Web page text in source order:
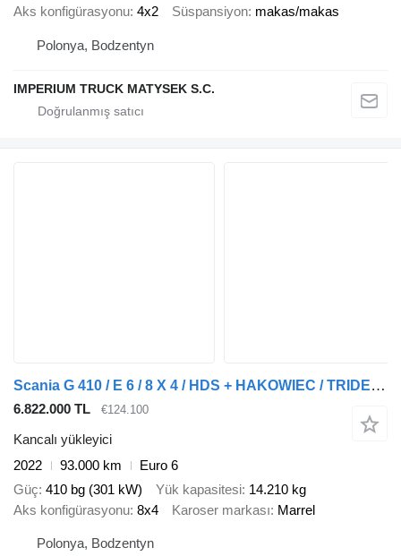
Aks konfigürasyonu 4x2 Süspansiyon makas/makas
Polonya, Bodzentyn
IMPERIUM TRUCK MATYSEK S.C.
Scania G 410 / E 6 / 8 X 4 / HDS + HAKOWIEC / TRIDEM / CNG / RETARDER /
6.822.000 TL €124.100
Kancalı yükleyici
2022
93.000 km
Euro 6
Güç 410 bg (301 kW) Yük kapasitesi 14.210 kg
Aks konfigürasyonu 8x4 Karoser markası Marrel
Polonya, Bodzentyn